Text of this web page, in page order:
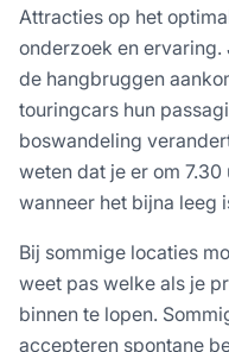
Attracties op het
onderzoek en ervaring.
de hangbruggen
touringcars hun
boswandeling
weten dat je er om
wanneer het bijna leeg
Bij sommige locaties
weet pas welke als je
binnen te lopen.
accepteren spontane